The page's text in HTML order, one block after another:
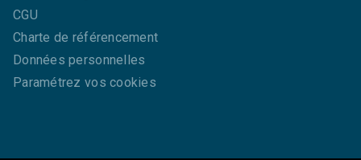
CGU
Charte de référencement
Données personnelles
Paramétrez vos cookies